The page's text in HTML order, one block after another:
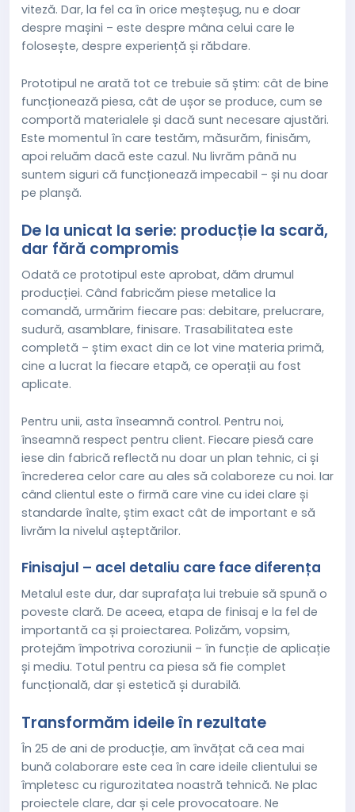
viteză. Dar, la fel ca în orice meșteșug, nu e doar
despre mașini – este despre mâna celui care le
folosește, despre experiență și răbdare.
Prototipul ne arată tot ce trebuie să știm: cât de bine
funcționează piesa, cât de ușor se produce, cum se
comportă materialele și dacă sunt necesare ajustări.
Este momentul în care testăm, măsurăm, finisăm,
apoi reluăm dacă este cazul. Nu livrăm până nu
suntem siguri că funcționează impecabil – și nu doar
pe planșă.
De la unicat la serie: producție la scară,
dar fără compromis
Odată ce prototipul este aprobat, dăm drumul
producției. Când fabricăm piese metalice la
comandă, urmărim fiecare pas: debitare, prelucrare,
sudură, asamblare, finisare. Trasabilitatea este
completă – știm exact din ce lot vine materia primă,
cine a lucrat la fiecare etapă, ce operații au fost
aplicate.
Pentru unii, asta înseamnă control. Pentru noi,
înseamnă respect pentru client. Fiecare piesă care
iese din fabrică reflectă nu doar un plan tehnic, ci și
încrederea celor care au ales să colaboreze cu noi. Iar
când clientul este o firmă care vine cu idei clare și
standarde înalte, știm exact cât de important e să
livrăm la nivelul așteptărilor.
Finisajul – acel detaliu care face diferența
Metalul este dur, dar suprafața lui trebuie să spună o
poveste clară. De aceea, etapa de finisaj e la fel de
importantă ca și proiectarea. Polizăm, vopsim,
protejăm împotriva coroziunii – în funcție de aplicație
și mediu. Totul pentru ca piesa să fie complet
funcțională, dar și estetică și durabilă.
Transformăm ideile în rezultate
În 25 de ani de producție, am învățat că cea mai
bună colaborare este cea în care ideile clientului se
împletesc cu rigurozitatea noastră tehnică. Ne plac
proiectele clare, dar și cele provocatoare. Ne